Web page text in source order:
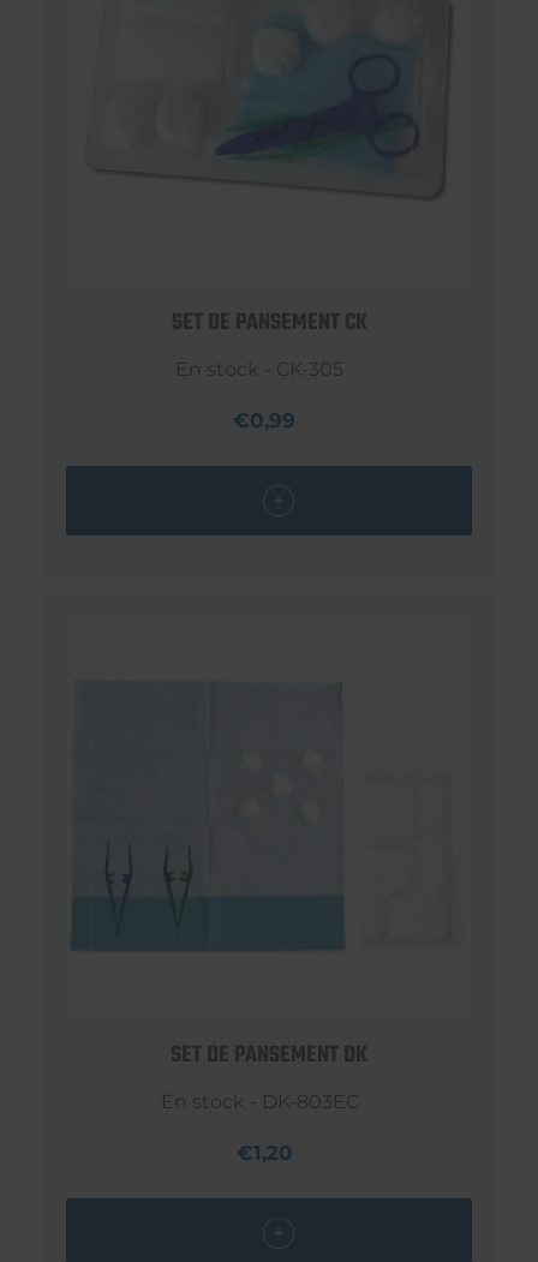
SET DE PANSEMENT CK
En stock - CK-305
€0,99
SET DE PANSEMENT DK
En stock - DK-803EC
€1,20